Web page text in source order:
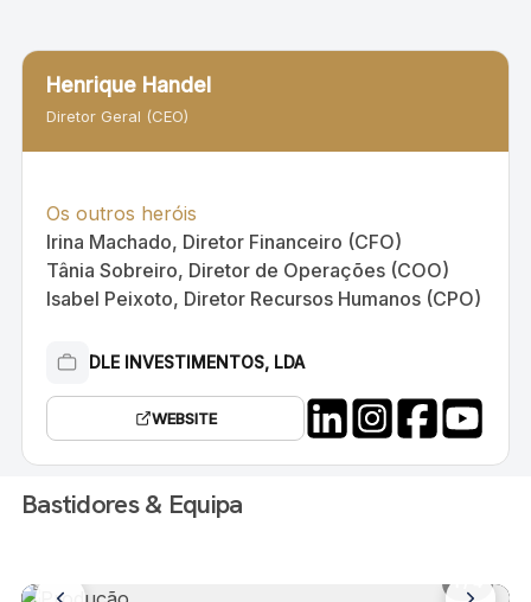
Henrique Handel
Diretor Geral (CEO)
Os outros heróis
Irina Machado, Diretor Financeiro (CFO)
Tânia Sobreiro, Diretor de Operações (COO)
Isabel Peixoto, Diretor Recursos Humanos (CPO)
DLE INVESTIMENTOS, LDA
WEBSITE
Bastidores & Equipa